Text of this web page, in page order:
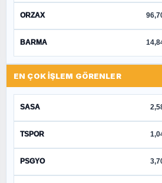
ORZAX
BARMA
EN ÇOK İŞLEM GÖRENLER
SASA
TSPOR
PSGYO